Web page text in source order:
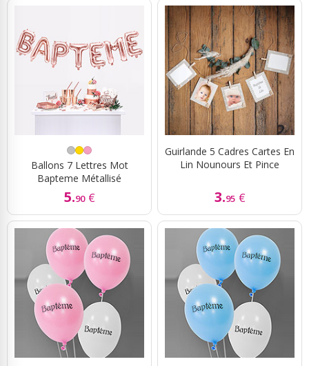
Ballons 7 Lettres Mot
Bapteme Métallisé
5.90 €
Guirlande 5 Cadres Cartes En
Lin Nounours Et Pince
3.95 €